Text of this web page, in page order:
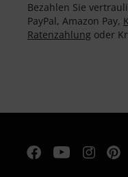
Bezahlen Sie
PayPal, Amazon Pay,
Ratenzahlung oder